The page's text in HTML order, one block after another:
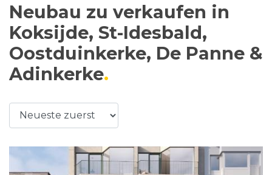
Neubau zu verkaufen in
Koksijde, St-Idesbald,
Oostduinkerke, De Panne &
Adinkerke